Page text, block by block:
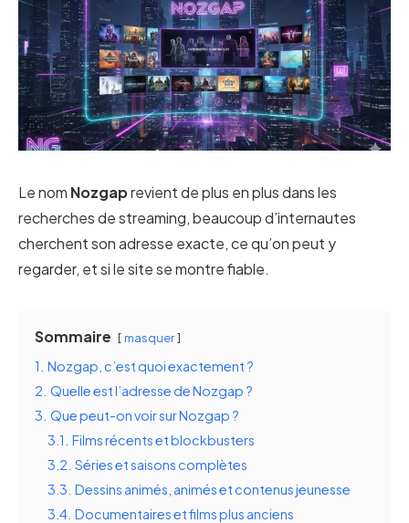
Le nom Nozgaprevient de plus en plus dans les
recherches de streaming, beaucoup d’internautes
cherchent son adresse exacte, ce qu’on peut y
regarder, et si le site se montre fiable.
Sommaire masquer
1. Nozgap, c’est quoi exactement ?
2. Quelle est l’adresse de Nozgap ?
3. Que peut-on voir sur Nozgap ?
3.1. Films récents et blockbusters
3.2. Séries et saisons complètes
3.3. Dessins animés, animés et contenus jeunesse
3.4. Documentaires et films plus anciens